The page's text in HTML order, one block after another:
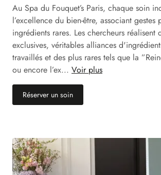
Au Spa du Fouquet’s Paris, chaque soin
l’excellence du bien-être, associant gestes
ingrédients rares. Les chercheurs réalisent
exclusives, véritables alliances
travaillés et des plus rares tels que la
ou encore l’ex... Voir plus
Réserver un soin(nouvel onglet)